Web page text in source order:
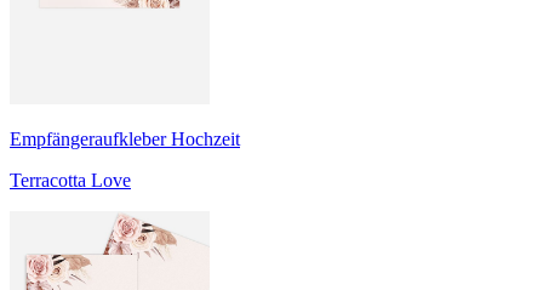
Empfängeraufkleber Hochzeit
Terracotta Love